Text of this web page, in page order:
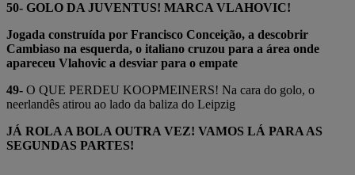
50- GOLO DA JUVENTUS! MARCA VLAHOVIC!
Jogada construída por Francisco Conceição, a descobrir
Cambiaso na esquerda, o italiano cruzou para a área onde
apareceu Vlahovic a desviar para o empate
49- O QUE PERDEU KOOPMEINERS! Na cara do golo, o
neerlandês atirou ao lado da baliza do Leipzig
JÁ ROLA A BOLA OUTRA VEZ! VAMOS LÁ PARA AS
SEGUNDAS PARTES!